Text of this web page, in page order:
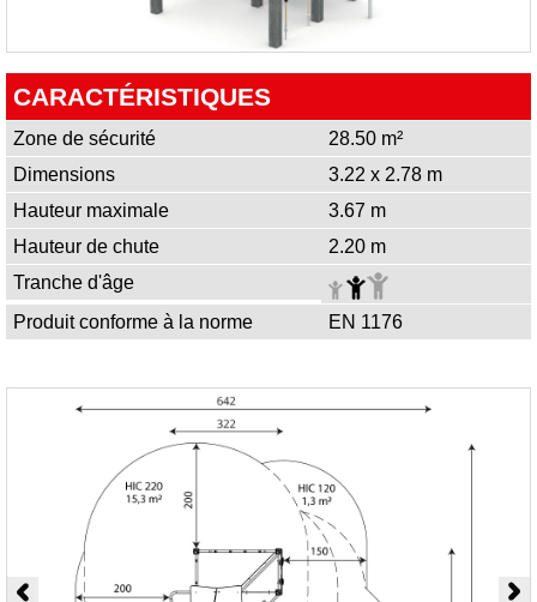
CARACTÉRISTIQUES
Zone de sécurité
28.50 m²
Dimensions
3.22 x 2.78 m
Hauteur maximale
3.67 m
Hauteur de chute
2.20 m
Tranche d'âge
Produit conforme à la norme
EN 1176